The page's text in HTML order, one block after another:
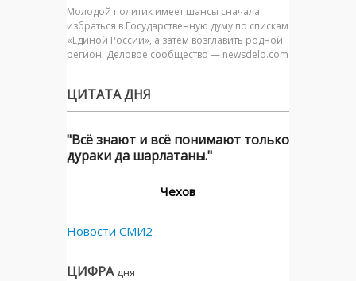
Молодой политик имеет шансы сначала
избраться в Государственную думу по спискам
«Единой России», а затем возглавить родной
регион. Деловое сообщество — newsdelo.com
ЦИТАТА ДНЯ
"Всё знают и всё понимают только
дураки да шарлатаны."
Чехов
Новости СМИ2
ЦИФРА дня